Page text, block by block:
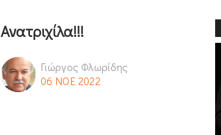
Ανατριχίλα!!!
Γιώργος Φλωρίδης
06 ΝΟΕ 2022